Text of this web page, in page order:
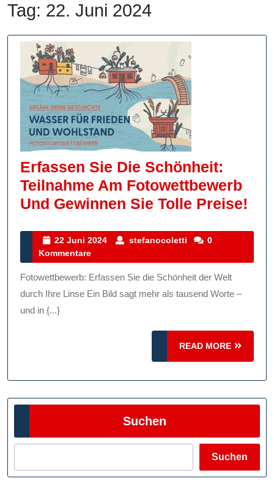
Tag: 22. Juni 2024
Erfassen Sie Die Schönheit:
Teilnahme Am Fotowettbewerb
Und Gewinnen Sie Tolle Preise!
22 Juni 2024
22
2024
stefanocoletti stefanocoletti
0
Kommentare
Fotowettbewerb: Erfassen Sie die Schönheit der Welt
durch Ihre Linse Ein Bild sagt mehr als tausend Worte –
und in {...}
READ MORE
READ
MORE
Suchen
Suchen